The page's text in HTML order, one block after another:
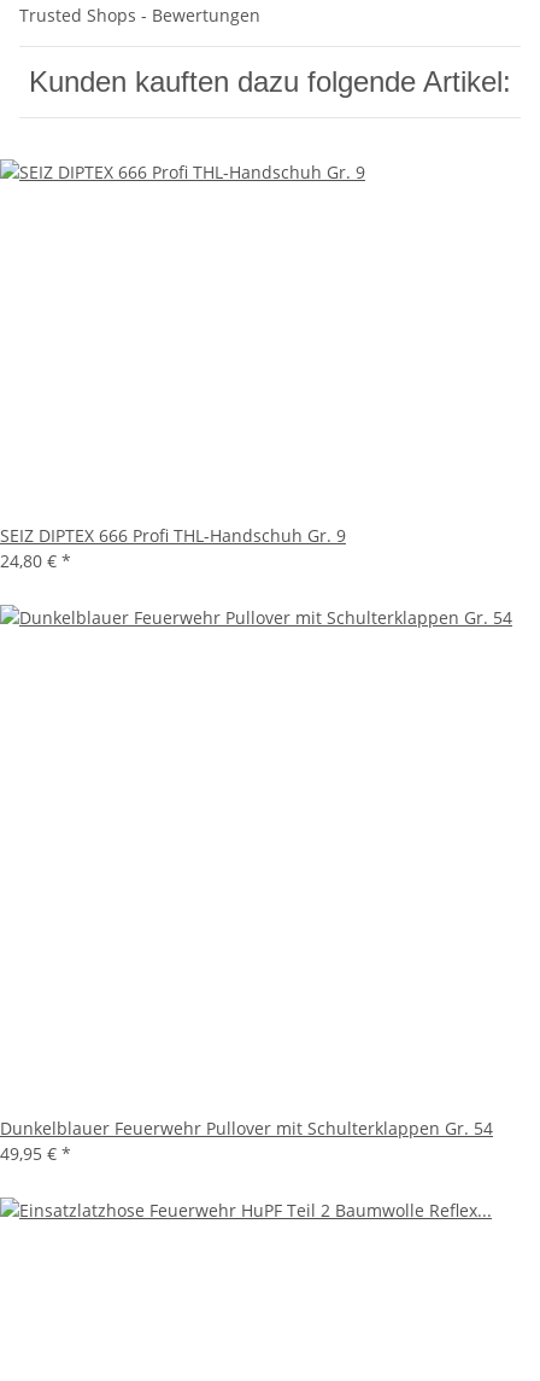
Trusted Shops - Bewertungen
Kunden kauften dazu folgende Artikel:
SEIZ DIPTEX 666 Profi THL-Handschuh Gr. 9
24,80 € *
Dunkelblauer Feuerwehr Pullover mit Schulterklappen Gr. 54
49,95 € *